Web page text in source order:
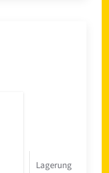
Lagerung